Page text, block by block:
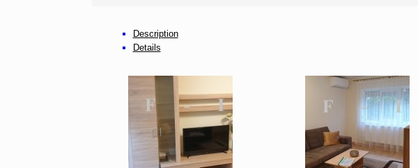
Description
Details